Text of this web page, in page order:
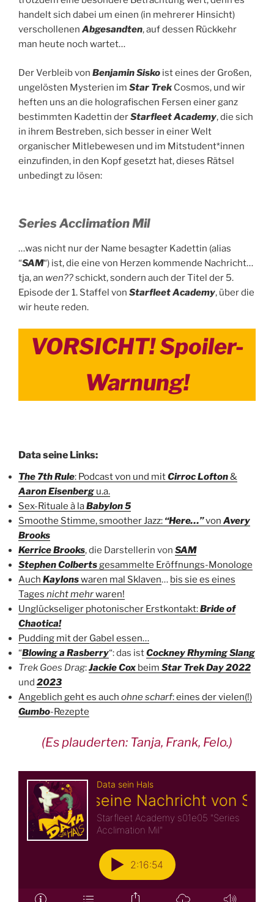
handelt sich dabei um einen (in mehrerer Hinsicht)
verschollenen Abgesandten, auf dessen Rückkehr
man heute noch wartet…
Der Verbleib von Benjamin Sisko ist eines der Großen,
ungelösten Mysterien im Star Trek Cosmos, und wir
heften uns an die holografischen Fersen einer ganz
bestimmten Kadettin derStarfleet Academy, die sich
in ihrem Bestreben, sich besser in einer Welt
organischer Mitlebewesen und im Mitstudent*innen
einzufinden, in den Kopf gesetzt hat, dieses Rätsel
unbedingt zu lösen:
Series Acclimation Mil
…was nicht nur der Name besagter Kadettin (alias
“SAM“) ist, die eine von Herzen kommende Nachricht…
tja, an wen??schickt, sondern auch der Titel der 5.
Episode der 1. Staffel von Starfleet Academy, über die
wir heute reden.
VORSICHT! Spoiler-
Warnung!
Data seine Links:
The 7th Rule: Podcast von und mitCirroc Lofton&
Aaron Eisenberg u.a.
Sex-Rituale à laBabylon 5
Smoothe Stimme, smoother Jazz: “Here…”von Avery
Brooks
Kerrice Brooks, die Darstellerin von SAM
Stephen Colberts gesammelte Eröffnungs-Monologe
Auch Kaylonswaren mal Sklaven… bis sie es eines
Tages nicht mehrwaren!
Unglückseliger photonischer Erstkontakt:Bride of
Chaotica!
Pudding mit der Gabel essen…
“Blowing a Rasberry“: das istCockney Rhyming Slang
Trek Goes Drag:Jackie Cox beim Star Trek Day 2022
und 2023
Angeblich geht es auch ohne scharf: eines der vielen(!)
Gumbo-Rezepte
(Es plauderten: Tanja, Frank, Felo.)